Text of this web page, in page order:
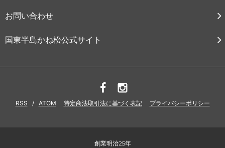
お問い合わせ
国東半島かね松公式サイト
RSS / ATOM 特定商法取引法に基づく表記 プライバシーポリシー
創業明治25年